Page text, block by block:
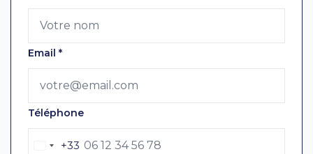
Email *
Téléphone
+33